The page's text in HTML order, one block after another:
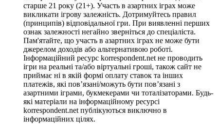
старше 21 року (21+). Участь в азартних іграх може
викликати ігрову залежність. Дотримуйтесь правил
(принципів) відповідальної гри. При виявленні перших
ознак залежності негайно зверніться до спеціаліста.
Пам'ятайте, що участь в азартних іграх не може бути
джерелом доходів або альтернативою роботі.
Інформаційний ресурс korrespondent.net не проводить
ігри на реальні та/або віртуальні гроші, також сайт не
приймає ні в якій формі оплату ставок та інших
платежів, які пов’язані/можуть бути пов’язані з
азартними іграми, букмекерами чи тоталізаторами. Будь-
які матеріали на інформаційному ресурсі
korrespondent.net публікуються виключно в
інформаційних цілях.